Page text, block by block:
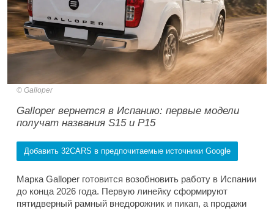
Galloper
Galloper вернется в Испанию: первые модели
получат названия S15 и P15
Добавить 32CARS в предпочитаемые источники Google
Марка Galloper готовится возобновить работу в Испании
до конца 2026 года. Первую линейку сформируют
пятидверный рамный внедорожник и пикап, а продажи